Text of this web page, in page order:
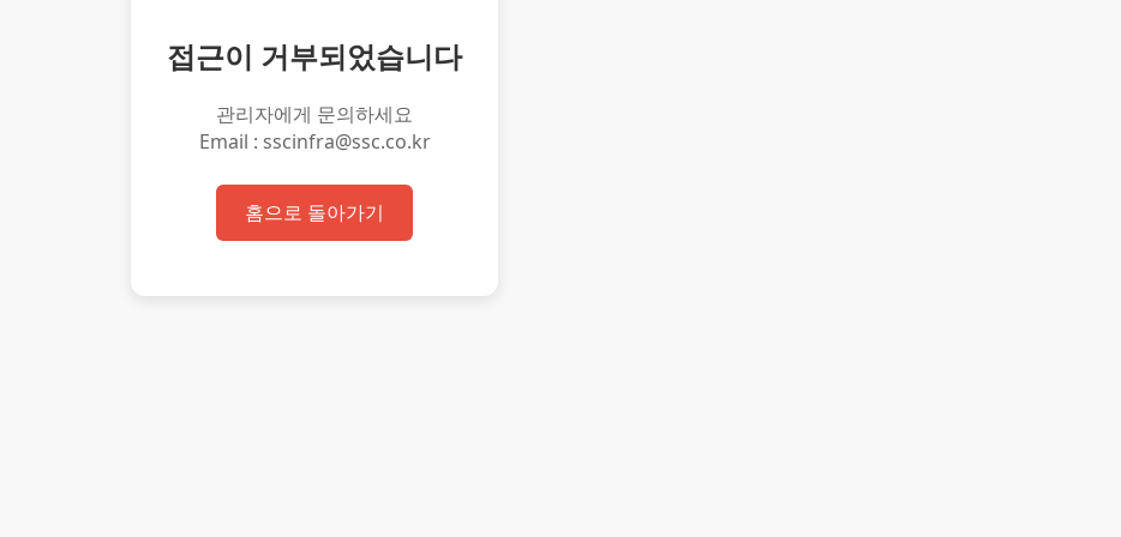
접근이 거부되었습니다
관리자에게 문의하세요
Email : sscinfra@ssc.co.kr
홈으로 돌아가기